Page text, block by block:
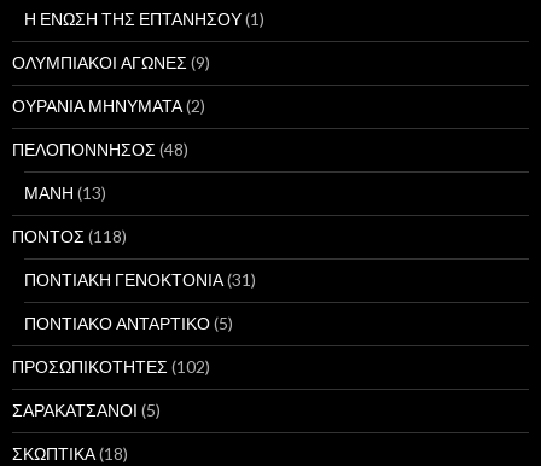
Η ΕΝΩΣΗ ΤΗΣ ΕΠΤΑΝΗΣΟΥ(1)
ΟΛΥΜΠΙΑΚΟΙ ΑΓΩΝΕΣ(9)
ΟΥΡΑΝΙΑ ΜΗΝΥΜΑΤΑ(2)
ΠΕΛΟΠΟΝΝΗΣΟΣ(48)
ΜΑΝΗ (13)
ΠΟΝΤΟΣ(118)
ΠΟΝΤΙΑΚΗ ΓΕΝΟΚΤΟΝΙΑ(31)
ΠΟΝΤΙΑΚΟ ΑΝΤΑΡΤΙΚΟ(5)
ΠΡΟΣΩΠΙΚΟΤΗΤΕΣ(102)
ΣΑΡΑΚΑΤΣΑΝΟΙ (5)
ΣΚΩΠΤΙΚΑ(18)